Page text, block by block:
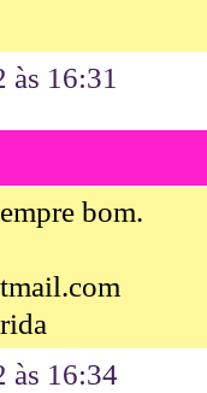
às 16:31
bom.
às 16:34